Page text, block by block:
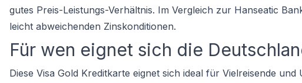
gutes Preis-Leistungs-Verhältnis. Im Vergleich zur Hanseatic
leicht abweichenden Zinskonditionen.
Für wen eignet sich die
Diese Visa Gold Kreditkarte eignet sich ideal für Vielreisende